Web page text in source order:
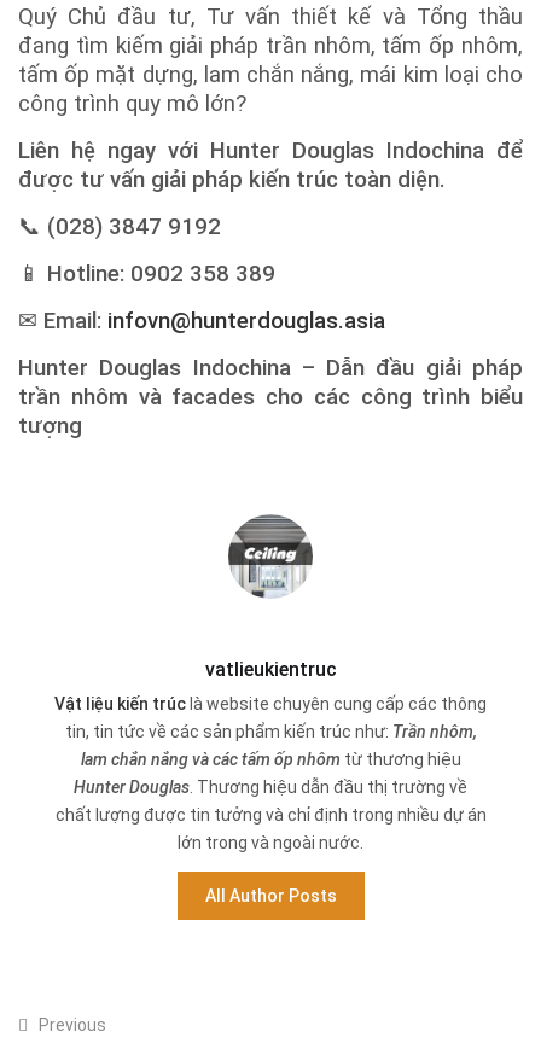
Quý Chủ đầu tư, Tư vấn thiết kế và Tổng thầu
đang tìm kiếm giải pháp trần nhôm, tấm ốp nhôm,
tấm ốp mặt dựng, lam chắn nắng, mái kim loại cho
công trình quy mô lớn?
Liên hệ ngay với Hunter Douglas Indochina để
được tư vấn giải pháp kiến trúc toàn diện.
📞 (028) 3847 9192
📱 Hotline: 0902 358 389
✉ Email: infovn@hunterdouglas.asia
Hunter Douglas Indochina – Dẫn đầu giải pháp
trần nhôm và facades cho các công trình biểu
tượng
vatlieukientruc
Vật liệu kiến trúc là website chuyên cung cấp các thông
tin, tin tức về các sản phẩm kiến trúc như: Trần nhôm,
lam chắn nắng và các tấm ốp nhôm từ thương hiệu
Hunter Douglas . Thương hiệu dẫn đầu thị trường về
chất lượng được tin tưởng và chỉ định trong nhiều dự án
lớn trong và ngoài nước.
All Author Posts
Previous